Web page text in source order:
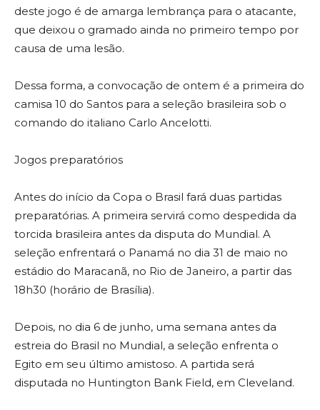
deste jogo é de amarga lembrança para o atacante,
que deixou o gramado ainda no primeiro tempo por
causa de uma lesão.
Dessa forma, a convocação de ontem é a primeira do
camisa 10 do Santos para a seleção brasileira sob o
comando do italiano Carlo Ancelotti.
Jogos preparatórios
Antes do início da Copa o Brasil fará duas partidas
preparatórias. A primeira servirá como despedida da
torcida brasileira antes da disputa do Mundial. A
seleção enfrentará o Panamá no dia 31 de maio no
estádio do Maracanã, no Rio de Janeiro, a partir das
18h30 (horário de Brasília).
Depois, no dia 6 de junho, uma semana antes da
estreia do Brasil no Mundial, a seleção enfrenta o
Egito em seu último amistoso. A partida será
disputada no Huntington Bank Field, em Cleveland.